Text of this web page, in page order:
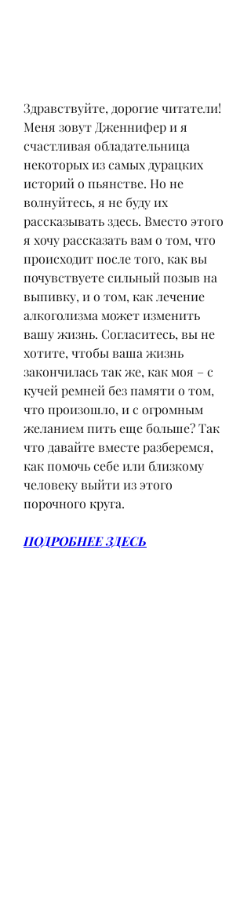
Здравствуйте, дорогие читатели!
Меня зовут Дженнифер и я
счастливая обладательница
некоторых из самых дурацких
историй о пьянстве. Но не
волнуйтесь, я не буду их
рассказывать здесь. Вместо этого
я хочу рассказать вам о том, что
происходит после того, как вы
почувствуете сильный позыв на
выпивку, и о том, как лечение
алкоголизма может изменить
вашу жизнь. Согласитесь, вы не
хотите, чтобы ваша жизнь
закончилась так же, как моя – с
кучей ремней без памяти о том,
что произошло, и с огромным
желанием пить еще больше? Так
что давайте вместе разберемся,
как помочь себе или близкому
человеку выйти из этого
порочного круга.
ПОДРОБНЕЕ ЗДЕСЬ